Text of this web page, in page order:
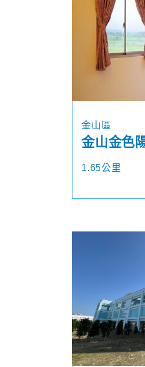
金山區
金山金色
1.65公里